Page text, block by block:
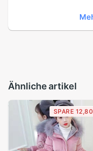
Ähnliche artikel
SPARE